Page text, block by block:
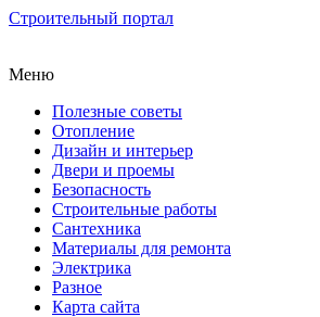
Строительный портал
Меню
Полезные советы
Отопление
Дизайн и интерьер
Двери и проемы
Безопасность
Строительные работы
Сантехника
Материалы для ремонта
Электрика
Разное
Карта сайта